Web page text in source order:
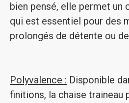
bien pensé, elle permet
qui est essentiel pour des
prolongés de détente ou
Polyvalence : Disponible
finitions, la chaise traineau